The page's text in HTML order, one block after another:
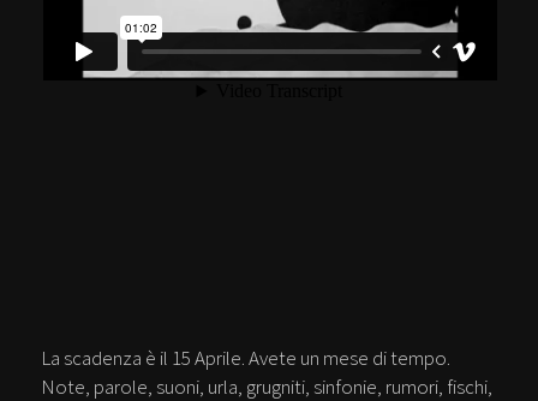
La scadenza è il 15 Aprile. Avete un mese di tempo.
Note, parole, suoni, urla, grugniti, sinfonie, rumori, fischi,